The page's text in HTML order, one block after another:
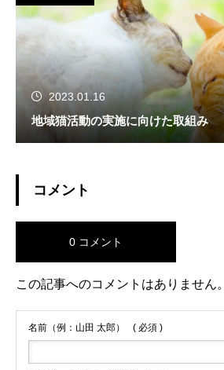
2023.01.16
地域猫活動の実施に向けた取組み
コメント
0 コメント
この記事へのコメントはありません。
名前（例：山田 太郎） ( 必須 )